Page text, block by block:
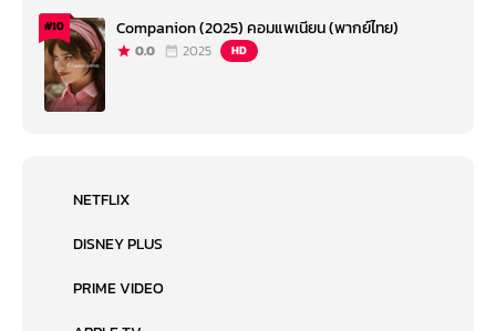
#10 Companion (2025) คอมแพเนียน (พากย์ไทย)
0.0 2025 HD
NETFLIX
DISNEY PLUS
PRIME VIDEO